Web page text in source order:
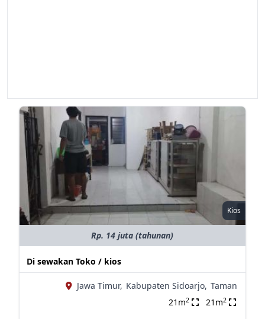
Kios
Rp. 14 juta (tahunan)
Di sewakan Toko / kios
Jawa Timur, Kabupaten Sidoarjo, Taman
21m2 21m2